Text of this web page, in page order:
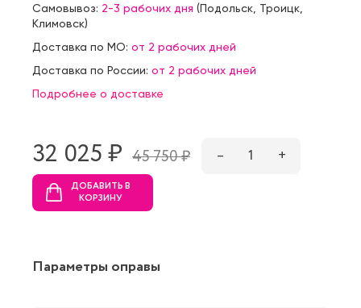
Самовывоз: 2-3 рабочих дня (Подольск Троицк
Климовск)
Доставка по МО: от 2 рабочих дней
Доставка по России: от 2 рабочих дней
Подробнее о доставке
32 025 ₷ 45 750 ₷ – 1 +
ДОБАВИТЬ В
КОРЗИНУ
Параметры оправы